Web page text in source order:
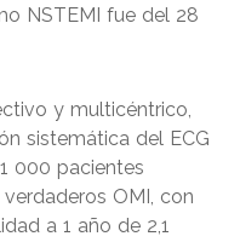
NSTEMI fue del 28
y multicéntrico,
sistemática del ECG
000 pacientes
OMI, con
a 1 año de 2,1